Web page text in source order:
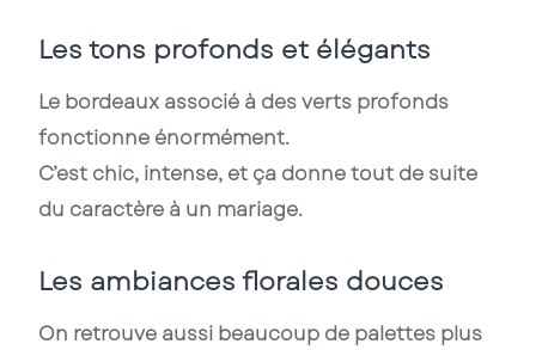
Les tons profonds et élégants
Le bordeaux associé à des verts profonds
fonctionne énormément.
C’est chic, intense, et ça donne tout de suite
du caractère à un mariage.
Les ambiances florales douces
On retrouve aussi beaucoup de palettes plus